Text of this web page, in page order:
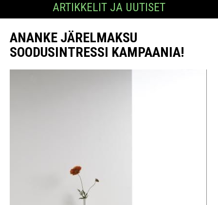
ARTIKKELIT JA UUTISET
ANANKE JÄRELMAKSU
SOODUSINTRESSI KAMPAANIA!